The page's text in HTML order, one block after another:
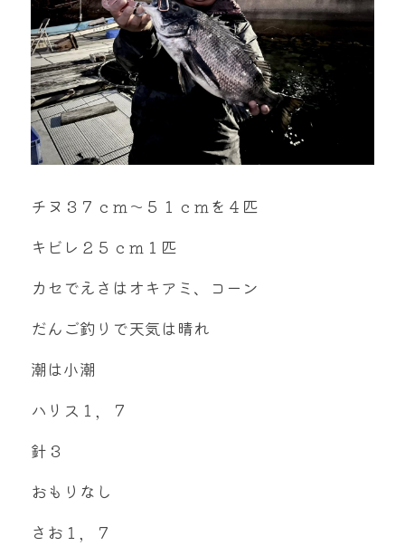
お問い合わせ
チヌ３７ｃｍ～５１ｃｍを４匹
キビレ２５ｃｍ１匹
カセでえさはオキアミ、コーン
だんご釣りで天気は晴れ
潮は小潮
ハリス１，７
針３
おもりなし
さお１，７